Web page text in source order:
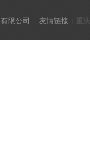
有限公司 友情链接： 重